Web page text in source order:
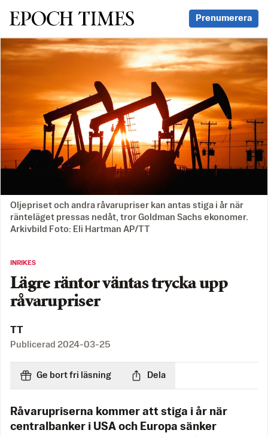
Svenska Epoch Times Prenumerera
Oljepriset och andra råvarupriser kan antas stiga i år när
ränteläget pressas nedåt, tror Goldman Sachs ekonomer.
Arkivbild Foto: Eli Hartman AP/TT
INRIKES
Lägre räntor väntas trycka upp
råvarupriser
TT
Publicerad 2024-03-25
Ge bort fri läsning Dela
Råvarupriserna kommer att stiga i år när
centralbanker i USA och Europa sänker